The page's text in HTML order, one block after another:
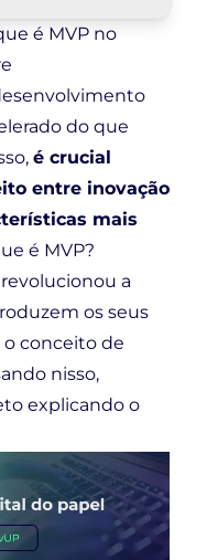
é MVP no
do que
é crucial
entre inovação
mais
é MVP?
a
os seus
conceito de
nisso,
explicando o